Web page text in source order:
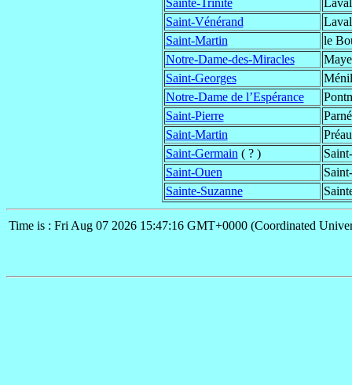
Sainte-Trinité
Laval
Saint-Vénérand
Laval
Saint-Martin
le
Notre-Dame-des-Miracles
Saint-Georges
Ménil
Notre-Dame de l’Espérance
Saint-Pierre
Saint-Martin
Saint-Germain ( ? )
Saint-Ouen
Sainte-Suzanne
Time is : Fri Aug 07 2026 15:47:16 GMT+0000 (Coordinated